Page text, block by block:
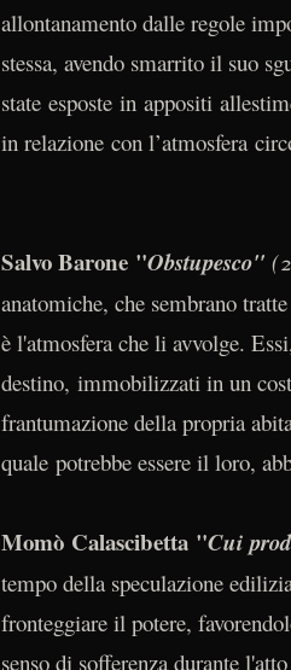
allontanamento dalle regole
stessa, avendo smarrito il suo
state esposte in appositi
in relazione con l’atmosfera
Salvo Barone "Obstupesco"
anatomiche, che sembrano
è l'atmosfera che li avvolge.
destino, immobilizzati in un
frantumazione della propria
quale potrebbe essere il loro,
Momò Calascibetta "Cui
tempo della speculazione
fronteggiare il potere,
senso di sofferenza durante